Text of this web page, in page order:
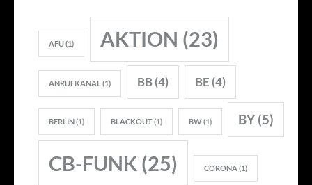
AFU(1) AKTION (23)
ANRUFKANAL (1) BB(4) BE (4)
BERLIN(1) BLACKOUT(1) BW(1) BY(5)
CB-FUNK (25) CORONA(1)